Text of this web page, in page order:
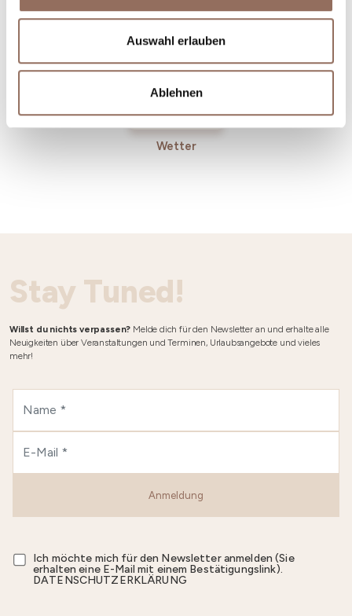
Auswahl erlauben
Ablehnen
Betriebe
Wetter
Stay Tuned!
Willst du nichts verpassen? Melde dich für den Newsletter an und erhalte alle
Neuigkeiten über Veranstaltungen und Terminen, Urlaubsangebote und vieles
mehr!
Anmeldung
Ich möchte mich für den Newsletter anmelden (Sie
erhalten eine E-Mail mit einem Bestätigungslink).
DATENSCHUTZERKLÄRUNG